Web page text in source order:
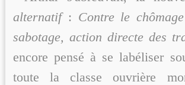
alternatif: Contre le
sabotage, action directe des
encore pensé à se labéliser
toute la classe ouvrière